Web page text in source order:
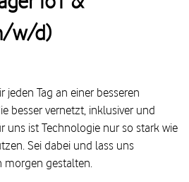
w/d)
jeden Tag an einer besseren
besser vernetzt, inklusiver und
uns ist Technologie nur so stark wie
Sei dabei und lass uns
morgen gestalten.